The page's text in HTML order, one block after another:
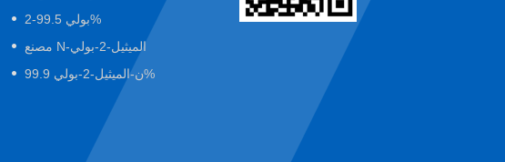
2-بولي 99.5%
مصنع N-الميثيل-2-بولي
ن-الميثيل-2-بولي 99.9%